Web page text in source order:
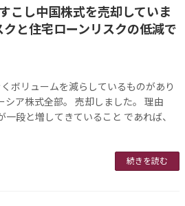
こし中国株式を売却していま
と住宅ローンリスクの低減で
ボリュームを減らしているものがあり
シア株式全部。 売却しました。 理由
段と増してきていること であれば、
続きを読む